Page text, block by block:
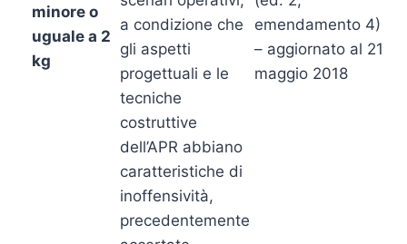
minore o
uguale a 2
kg
a condizione che
gli aspetti
progettuali e le
tecniche
costruttive
dell’APR abbiano
caratteristiche di
inoffensività,
precedentemente
emendamento 4)
– aggiornato al 21
maggio 2018